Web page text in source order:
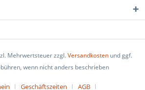
Mehrwertsteuer zzgl.Versandkosten und ggf.
wenn nicht anders beschrieben
Geschäftszeiten AGB